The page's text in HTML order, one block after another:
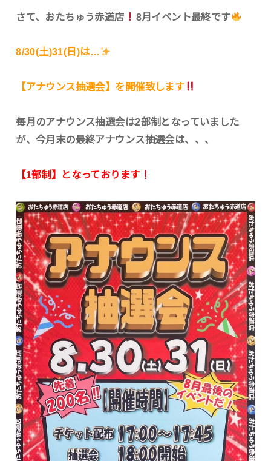
さて、おたちゅう赤道店 8月イベント最終です
8/30(土)31(日)は…
【アナウンス抽選会】を開催致します
毎月のアナウンス抽選会は2部制となっていました
が、今月末の最終アナウンス抽選会は、、、
【1部制】となっております